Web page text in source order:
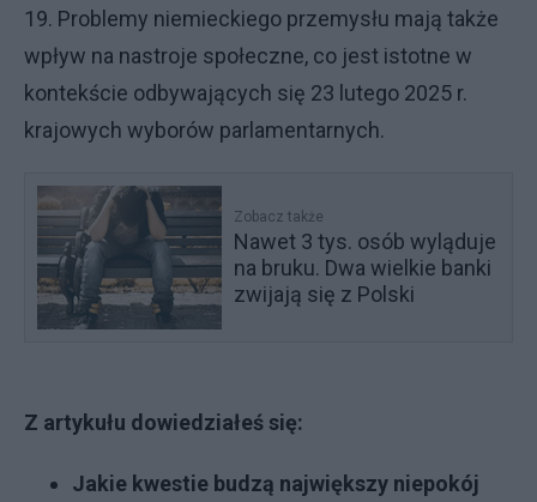
19. Problemy niemieckiego przemysłu mają także
wpływ na nastroje społeczne, co jest istotne w
kontekście odbywających się 23 lutego 2025 r.
krajowych wyborów parlamentarnych.
Zobacz także
Nawet 3 tys. osób wyląduje
na bruku. Dwa wielkie banki
zwijają się z Polski
Z artykułu dowiedziałeś się:
Jakie kwestie budzą największy niepokój